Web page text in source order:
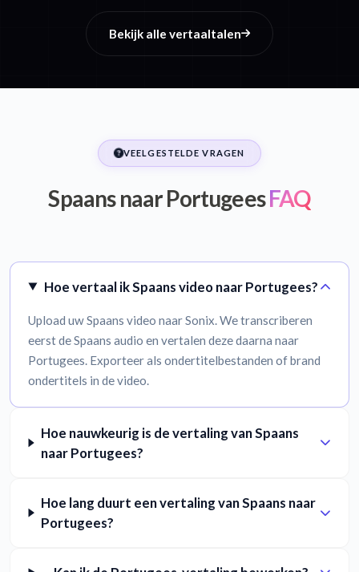
Bekijk alle vertaaltalen
VEELGESTELDE VRAGEN
Spaans naar PortugeesFAQ
Hoe vertaal ik Spaans video naar Portugees?
Upload uw Spaans video naar Sonix. We transcriberen
eerst de Spaans audio en vertalen deze daarna naar
Portugees. Exporteer als ondertitelbestanden of brand
ondertitels in de video.
Hoe nauwkeurig is de vertaling van Spaans
naar Portugees?
Hoe lang duurt een vertaling van Spaans naar
Portugees?